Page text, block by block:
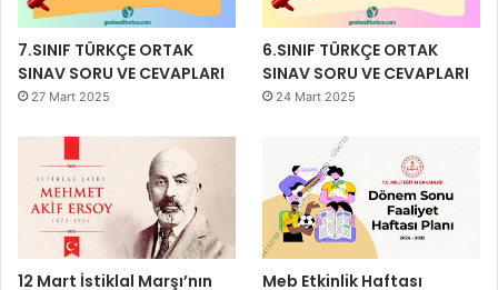
7.SINIF TÜRKÇE ORTAK
SINAV SORU VE CEVAPLARI
27 Mart 2025
6.SINIF TÜRKÇE ORTAK
SINAV SORU VE CEVAPLARI
24 Mart 2025
12 Mart İstiklal Marşı’nın
Meb Etkinlik Haftası